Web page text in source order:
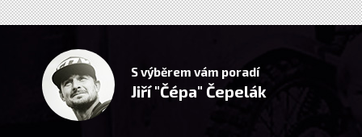
S výběrem vám poradí
Jiří "Čépa" Čepelák